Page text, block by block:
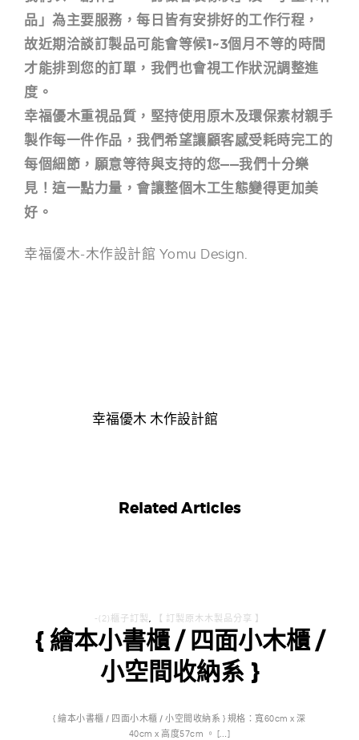
品」為主要服務，每日皆有安排好的工作行程，
故近期洽談訂製品可能會等候1~3個月不等的時間
才能排到您的訂單，我們也會視工作狀況調整進
度。
幸福優木重視品質，堅持使用原木及環保素材親手
製作每一件作品，我們希望讓顧客感受耗時完工的
每個細節，願意等待與支持的您——我們十分樂
見！這一點力量，會讓整個木工生態變得更加美
好。
幸福優木-木作設計館 Yomu Design.
幸福優木 木作設計館
Related Articles
-(2)櫃子訂製, 【 訂製原木木製品分享 】
{ 繪本小書櫃 / 四面小木櫃 /
小空間收納系 }
{ 繪本小書櫃 / 四面小木櫃 / 小空間收納系 } 規格：寬60cm x 深
40cm x 高度57cm 。 […]